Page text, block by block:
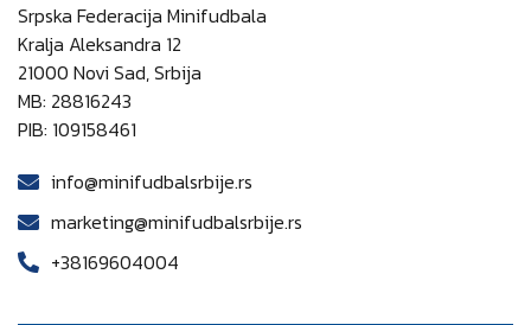
Srpska Federacija Minifudbala
Kralja Aleksandra 12
21000 Novi Sad, Srbija
MB: 28816243
PIB: 109158461
info@minifudbalsrbije.rs
marketing@minifudbalsrbije.rs
+38169604004